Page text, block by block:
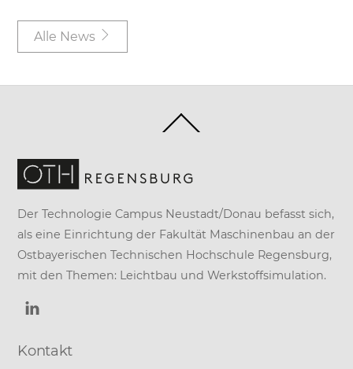
Alle News
To
Der Technologie Campus Neustadt/Donau befasst sich,
als eine Einrichtung der Fakultät Maschinenbau an der
Ostbayerischen Technischen Hochschule Regensburg,
mit den Themen: Leichtbau und Werkstoffsimulation.
Kontakt